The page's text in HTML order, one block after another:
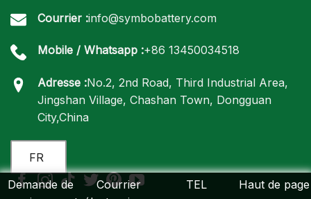
Courrier :info@symbobattery.com
Mobile / Whatsapp :+86 13450034518
Adresse :No.2, 2nd Road, Third Industrial Area,
Jingshan Village, Chashan Town, Dongguan
City,China
FR
Demande de
Courrier
TEL Haut de page